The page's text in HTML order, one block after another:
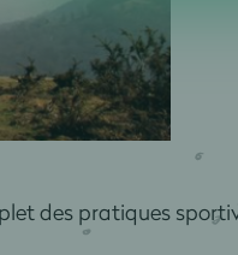
des pratiques